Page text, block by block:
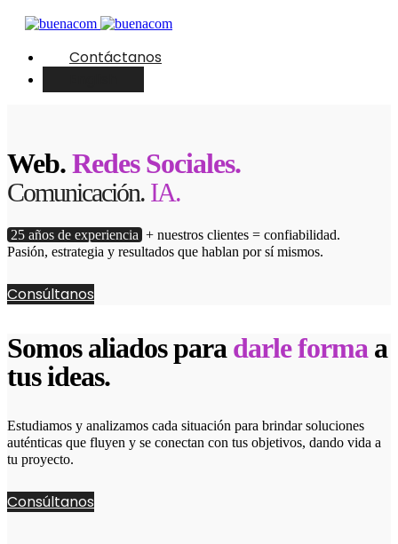
Contáctanos
Web.Redes Sociales.
Comunicación. IA.
25 años de experiencia + nuestros clientes = confiabilidad.
Pasión, estrategia y resultados que hablan por sí mismos.
Consúltanos
Somos aliados para darle forma a
tus ideas.
Estudiamos y analizamos cada situación para brindar soluciones
auténticas que fluyen y se conectan con tus objetivos, dando vida a
tu proyecto.
Consúltanos